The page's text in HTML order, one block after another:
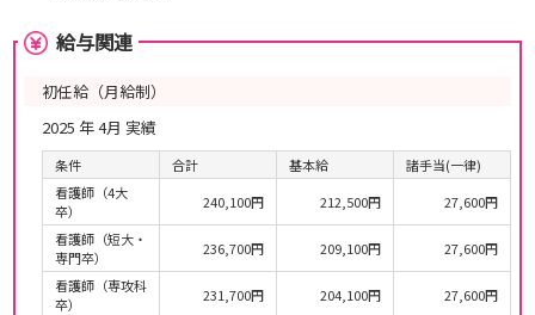
給与関連
初任給（月給制）
2025 年 4月 実績
条件 合計 基本給
諸手当(一律)
看護師（4大
卒）
240,100円 212,500円
27,600円
看護師（短大・
専門卒）
236,700円 209,100円
27,600円
看護師（専攻科
卒）
231,700円 204,100円 27,600円